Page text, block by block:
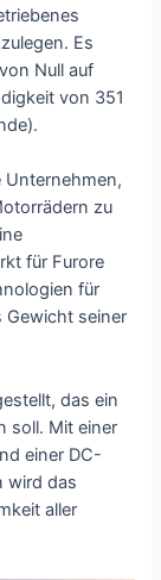
Es
Null auf
von 351
zu
für Furore
für
Gewicht seiner
das ein
soll. Mit einer
einer DC-
wird das
aller